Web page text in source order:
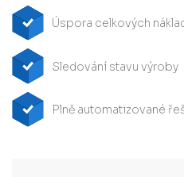
Úspora celkových
Sledování stavu výroby
Plně automatizované